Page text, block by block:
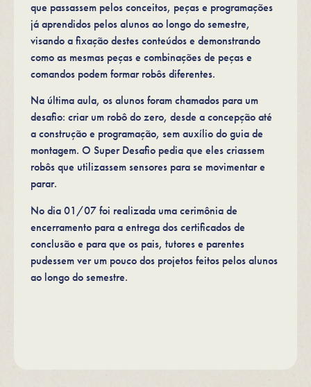
que passassem pelos conceitos, peças e programações
já aprendidos pelos alunos ao longo do semestre,
visando a fixação destes conteúdos e demonstrando
como as mesmas peças e combinações de peças e
comandos podem formar robôs diferentes.
Na última aula, os alunos foram chamados para um
desafio: criar um robô do zero, desde a concepção até
a construção e programação, sem auxílio do guia de
montagem. O Super Desafio pedia que eles criassem
robôs que utilizassem sensores para se movimentar e
parar.
No dia 01/07 foi realizada uma cerimônia de
encerramento para a entrega dos certificados de
conclusão e para que os pais, tutores e parentes
pudessem ver um pouco dos projetos feitos pelos alunos
ao longo do semestre.